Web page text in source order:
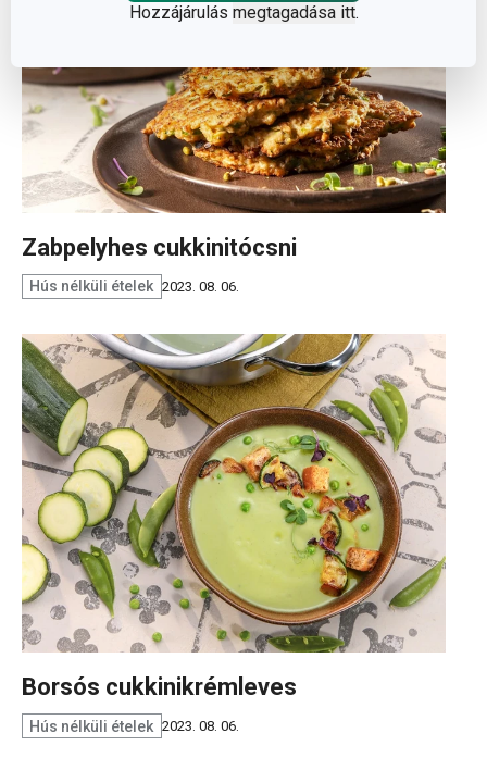
Hozzájárulás megtagadása itt.
Zabpelyhes cukkinitócsni
Hús nélküli ételek 2023. 08. 06.
Borsós cukkinikrémleves
Hús nélküli ételek 2023. 08. 06.